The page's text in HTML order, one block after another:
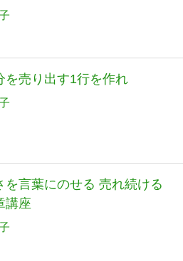
を売り出す1行を作れ
を言葉にのせる 売れ続ける
講座